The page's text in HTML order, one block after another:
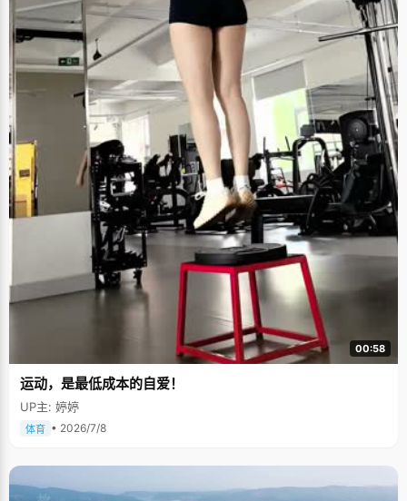
00:58
运动，是最低成本的自爱！
UP主: 婷婷
体育 • 2026/7/8